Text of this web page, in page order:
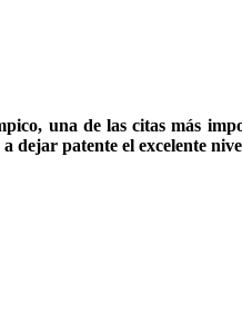
una de las citas más
patente el excelente